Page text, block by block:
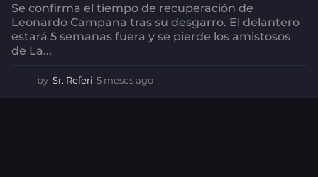
Se confirma el tiempo de recuperación de
Leonardo Campana tras su desgarro. El delantero
estará 5 semanas fuera y se pierde los amistosos
de La...
by Sr. Referi 5 meses ago